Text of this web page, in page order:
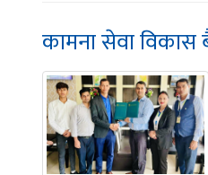
कामना सेवा विकास